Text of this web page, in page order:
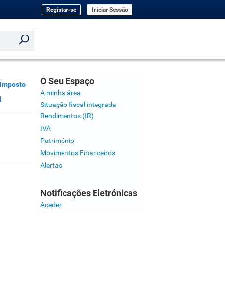
Registar-se Iniciar Sessão
Imposto
O Seu Espaço
A minha área
Situação fiscal integrada
Rendimentos (IR)
IVA
Património
Movimentos Financeiros
Alertas
Notificações Eletrónicas
Aceder